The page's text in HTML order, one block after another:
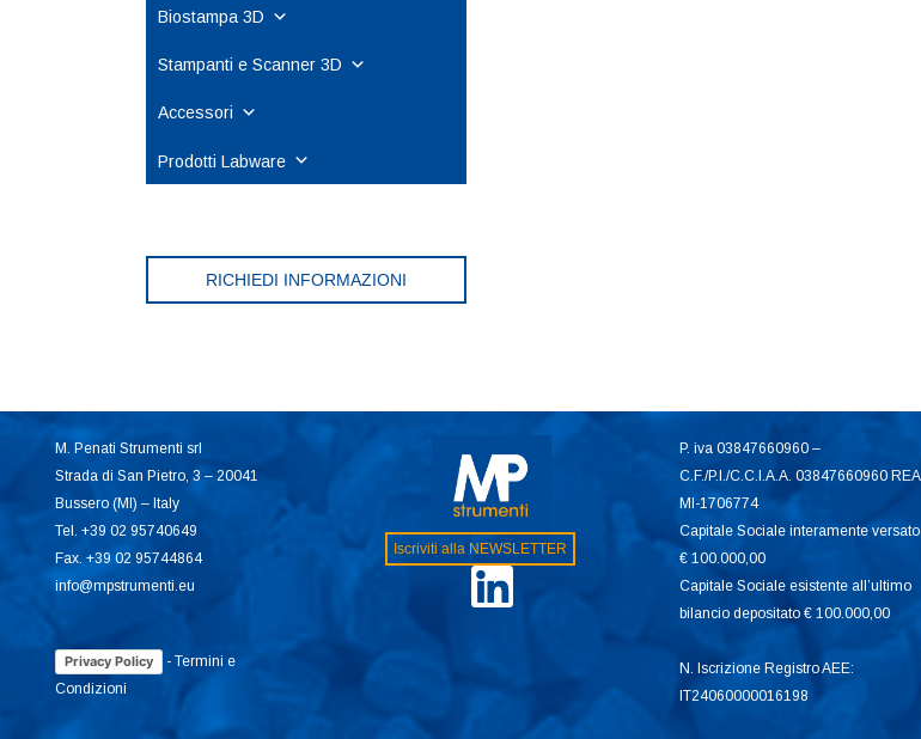
Biostampa 3D
Stampanti e Scanner 3D
Accessori
Prodotti Labware
RICHIEDI INFORMAZIONI
M. Penati Strumenti srl
Strada di San Pietro, 3 – 20041
Bussero (MI) – Italy
Tel. +39 02 95740649
Fax. +39 02 95744864
info@mpstrumenti.eu
Privacy Policy -Termini e
Condizioni
Iscriviti alla NEWSLETTER
P. iva 03847660960 –
C.F./P.I./C.C.I.A.A. 03847660960 REA
MI-1706774
Capitale Sociale interamente versato
€ 100.000,00
Capitale Sociale esistente all’ultimo
bilancio depositato € 100.000,00
N. Iscrizione Registro AEE:
IT24060000016198